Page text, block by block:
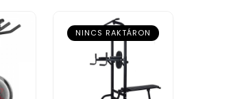
NINCS RAKTÁRON